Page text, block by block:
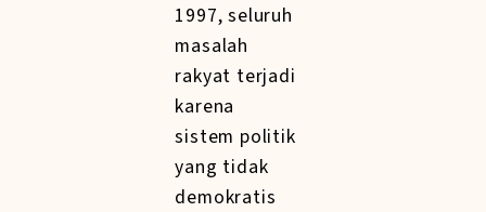
1997, seluruh
masalah
rakyat terjadi
karena
sistem politik
yang tidak
demokratis